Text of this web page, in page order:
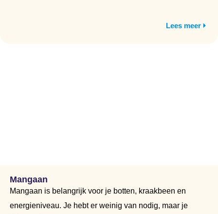
Lees meer
Mangaan
Mangaan is belangrijk voor je botten, kraakbeen en
energieniveau. Je hebt er weinig van nodig, maar je